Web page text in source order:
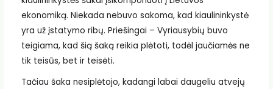
ekonomiką. Niekada nebuvo sakoma, kad kiaulininkystė
yra už įstatymo ribų. Priešingai – Vyriausybių buvo
teigiama, kad šią šaką reikia plėtoti, todėl jaučiamės ne
tik teisūs, bet ir teisėti.
Tačiau šaka nesiplėtojo, kadangi labai daugeliu atvejų